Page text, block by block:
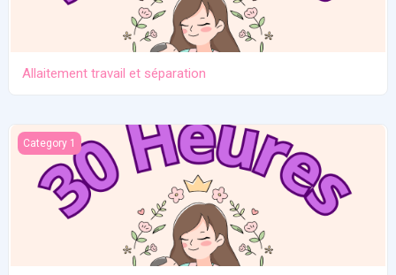
Allaitement travail et séparation
Introduction des solides
Category 1